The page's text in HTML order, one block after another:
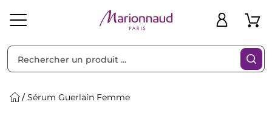
Sérum Guerlain Femme
Filtres